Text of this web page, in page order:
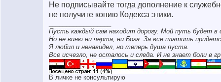
Не подписывайте тогда дополнение к
не получите копию Кодекса этики.
Пусть каждый сам находит дорогу. Мой путь будет в
Но не виню ни черта, ни Бога. За все платить
Я любил и ненавидел, но теперь душа пуста.
Все исчезло, не осталось и следа. И не знает боли в
В личке не консультирую